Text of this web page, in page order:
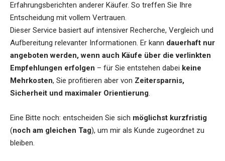
Erfahrungsberichten anderer Käufer. So treffen Sie Ihre
Entscheidung mit vollem Vertrauen.
Dieser Service basiert auf intensiver Recherche, Vergleich und
Aufbereitung relevanter Informationen. Er kann dauerhaft nur
angeboten werden, wenn auch Käufe über die verlinkten
Empfehlungen erfolgen – für Sie entstehen dabei keine
Mehrkosten, Sie profitieren aber von Zeitersparnis,
Sicherheit und maximaler Orientierung.
Eine Bitte noch: entscheiden Sie sich möglichst kurzfristig
(noch am gleichen Tag), um mir als Kunde zugeordnet zu
bleiben.